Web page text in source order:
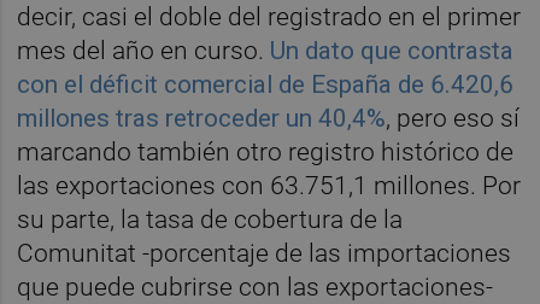
decir, casi el doble del registrado en el primer
mes del año en curso. Un dato que contrasta
con el déficit comercial de España de 6.420,6
millones tras retroceder un 40,4%, pero eso sí
marcando también otro registro histórico de
las exportaciones con 63.751,1 millones. Por
su parte, la tasa de cobertura de la
Comunitat -porcentaje de las importaciones
que puede cubrirse con las exportaciones-